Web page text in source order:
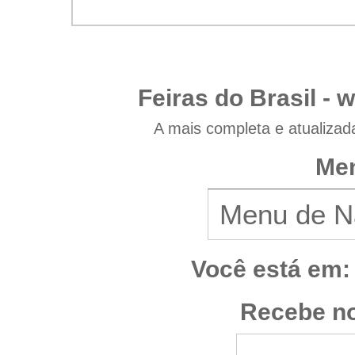
Feiras do Brasil -
A mais completa e
Você está em:
Recebe